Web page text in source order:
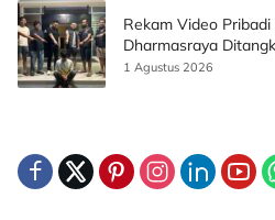
Rekam Video
Dharmasraya
Korban
1 Agustus 2026